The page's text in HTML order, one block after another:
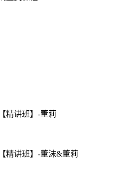
精讲班】-董莉
精讲班】-董沫&董莉